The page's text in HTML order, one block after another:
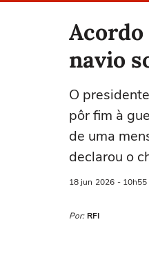
navio
O
pôr fim à
de uma
declarou o
18 jun 2026 - 10h55
Por: RFI